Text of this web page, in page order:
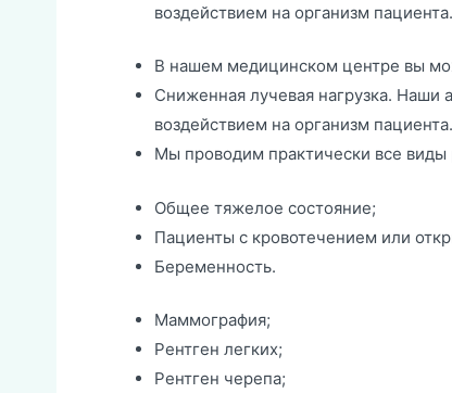
воздействием на организм пациента.
В нашем медицинском центре вы
Сниженная лучевая нагрузка.
воздействием на организм пациента.
Мы проводим практически все виды
Общее тяжелое состояние;
Пациенты с кровотечением или
Беременность.
Маммография;
Рентген легких;
Рентген черепа;